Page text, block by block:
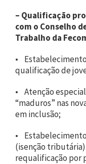
– Qualificação
com o Conselho
Trabalho da
•
qualificação de
• Atenção
“maduros” nas
em inclusão;
•
(isenção
requalificação por